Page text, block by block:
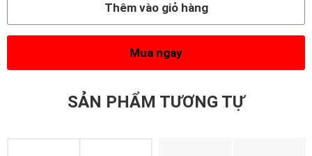
Thêm vào giỏ hàng
Mua ngay
SẢN PHẨM TƯƠNG TỰ